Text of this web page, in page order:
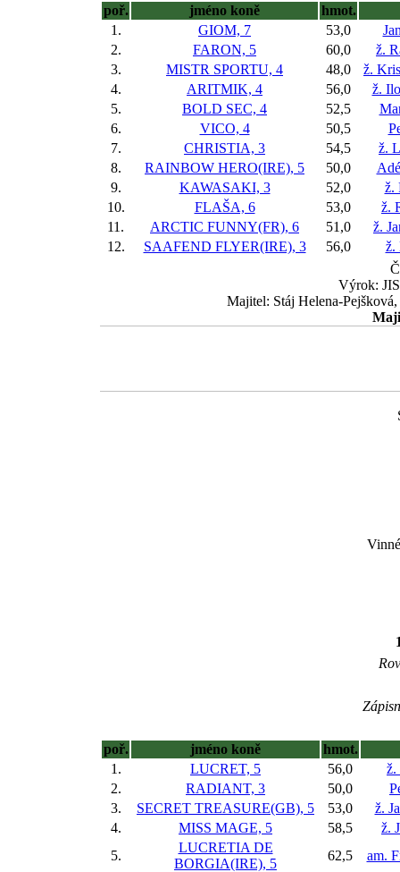
poř. jméno koně
hmot.
1.
GIOM, 7 53,0
2.
FARON, 5 60,0
ž.
3.
MISTR SPORTU, 4 48,0
ž.
4.
ARITMIK, 4 56,0
ž.
5.
BOLD SEC, 4 52,5
6.
VICO, 4 50,5
7.
CHRISTIA, 3 54,5
ž.
8.
RAINBOW HERO(IRE), 5 50,0
9.
KAWASAKI, 3 52,0
ž.
10.
FLAŠA, 6 53,0
ž.
11.
ARCTIC FUNNY(FR), 6 51,0
ž.
12.
SAAFEND FLYER(IRE), 3 56,0
ž.
Výrok:
Majitel: Stáj Helena-
poř. jméno koně
hmot.
1.
LUCRET, 5 56,0
ž.
2.
RADIANT, 3 50,0
3.
SECRET TREASURE(GB), 5 53,0
ž.
4.
MISS MAGE, 5 58,5
ž.
5.
LUCRETIA DE
BORGIA(IRE), 5
62,5
am.